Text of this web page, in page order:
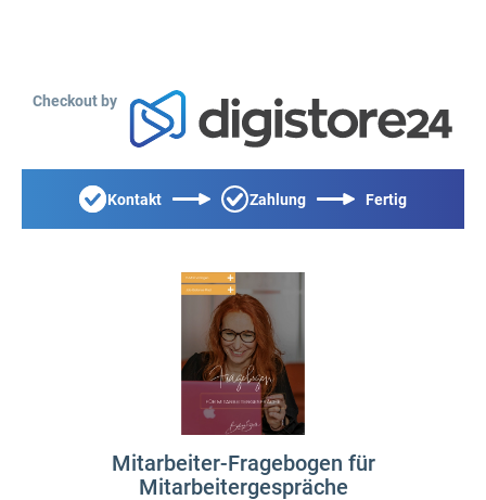
Checkout by
Kontakt Zahlung Fertig
Mitarbeiter-Fragebogen für
Mitarbeitergespräche